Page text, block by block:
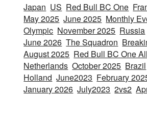
Japan US Red Bull BC One
May 2025 June 2025 Monthly
Olympic November 2025 Russia
June 2026 The Squadron
August 2025 Red Bull BC One
Netherlands October 2025 Brazil
Holland June2023 February
January 2026 July2023 2vs2